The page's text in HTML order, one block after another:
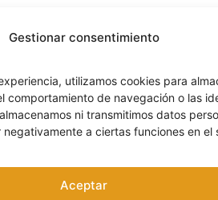
Gestionar consentimiento
utilizamos cookies para
comportamiento de navegación o las
ni transmitimos datos
a ciertas funciones en el
Aceptar